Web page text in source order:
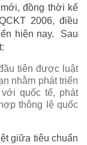
đồng thời kế
2006, điều
hiện nay. Sau
tiên được luật
nhằm phát triển
quốc tế, phát
thông lệ quốc
giữa tiêu chuẩn